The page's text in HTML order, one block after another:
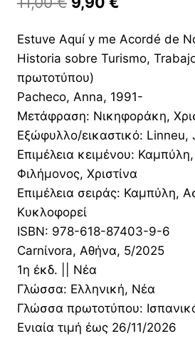
was:
11,00 €.
τιμή
9,90 €.
Estuve Aquí y me Acordé de
Historia sobre Turismo,
πρωτοτύπου)
Pacheco, Anna, 1991-
Μετάφραση: Νικηφοράκη,
Εξώφυλλο/εικαστικό: Linneu,
Επιμέλεια κειμένου:
Φιλήμονος, Χριστίνα
Επιμέλεια σειράς: Καμπύλη,
Κυκλοφορεί
ISBN: 978-618-87403-9-6
Carnίvora, Αθήνα, 5/2025
1η έκδ. || Νέα
Γλώσσα: Ελληνική, Νέα
Γλώσσα πρωτοτύπου:
Ενιαία τιμή έως 26/11/2026